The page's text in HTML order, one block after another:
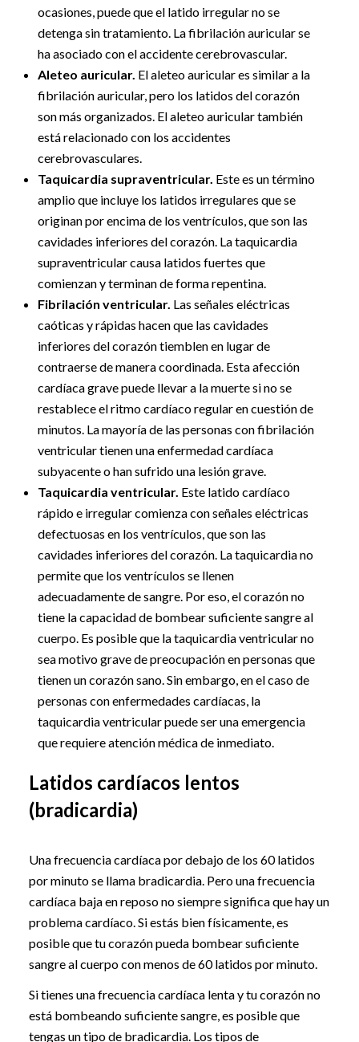
ocasiones, puede que el latido irregular no se
detenga sin tratamiento. La fibrilación auricular se
ha asociado con el accidente cerebrovascular.
Aleteo auricular. El aleteo auricular es similar a la
fibrilación auricular, pero los latidos del corazón
son más organizados. El aleteo auricular también
está relacionado con los accidentes
cerebrovasculares.
Taquicardia supraventricular. Este es un término
amplio que incluye los latidos irregulares que se
originan por encima de los ventrículos, que son las
cavidades inferiores del corazón. La taquicardia
supraventricular causa latidos fuertes que
comienzan y terminan de forma repentina.
Fibrilación ventricular. Las señales eléctricas
caóticas y rápidas hacen que las cavidades
inferiores del corazón tiemblen en lugar de
contraerse de manera coordinada. Esta afección
cardíaca grave puede llevar a la muerte si no se
restablece el ritmo cardíaco regular en cuestión de
minutos. La mayoría de las personas con fibrilación
ventricular tienen una enfermedad cardíaca
subyacente o han sufrido una lesión grave.
Taquicardia ventricular. Este latido cardíaco
rápido e irregular comienza con señales eléctricas
defectuosas en los ventrículos, que son las
cavidades inferiores del corazón. La taquicardia no
permite que los ventrículos se llenen
adecuadamente de sangre. Por eso, el corazón no
tiene la capacidad de bombear suficiente sangre al
cuerpo. Es posible que la taquicardia ventricular no
sea motivo grave de preocupación en personas que
tienen un corazón sano. Sin embargo, en el caso de
personas con enfermedades cardíacas, la
taquicardia ventricular puede ser una emergencia
que requiere atención médica de inmediato.
Latidos cardíacos lentos
(bradicardia)
Una frecuencia cardíaca por debajo de los 60 latidos
por minuto se llama bradicardia. Pero una frecuencia
cardíaca baja en reposo no siempre significa que hay un
problema cardíaco. Si estás bien físicamente, es
posible que tu corazón pueda bombear suficiente
sangre al cuerpo con menos de 60 latidos por minuto.
Si tienes una frecuencia cardíaca lenta y tu corazón no
está bombeando suficiente sangre, es posible que
tengas un tipo de bradicardia. Los tipos de